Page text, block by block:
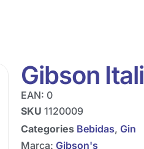
Gibson
EAN: 0
SKU 1120009
Categories Bebidas, Gin
Marca: Gibson's